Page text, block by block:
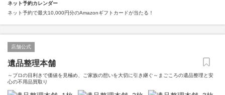
ネット予約カレンダー
ネット予約で最大10,000円分のAmazonギフトカードが当たる！
店舗公式
遺品整理本舗
～プロの目利きで価値を見極め、ご家族の想いを大切に引き継ぐ～まごころの遺品整理と安
心の不用品買取り